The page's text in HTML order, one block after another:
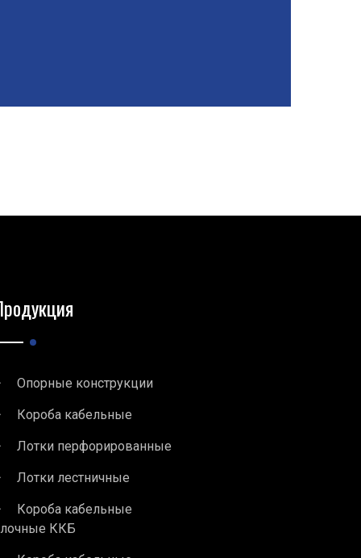
Опорные конструкции
Короба кабельные
Лотки перфорированные
Лотки лестничные
Короба кабельные
ККБ